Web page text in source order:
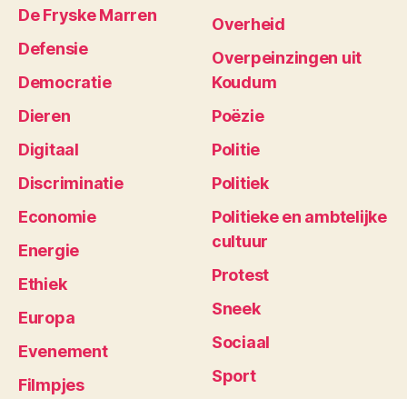
De Fryske Marren
Defensie
Democratie
Dieren
Digitaal
Discriminatie
Economie
Energie
Ethiek
Europa
Evenement
Filmpjes
Overheid
Overpeinzingen uit
Koudum
Poëzie
Politie
Politiek
Politieke en ambtelijke
cultuur
Protest
Sneek
Sociaal
Sport